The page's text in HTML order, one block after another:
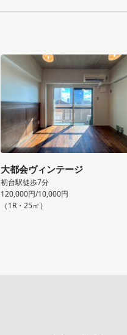
大都会ヴィンテージ
初台駅徒歩7分
120,000円/10,000円
（1R・25㎡）